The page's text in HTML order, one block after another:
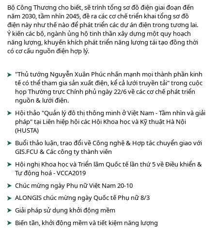
Bộ Công Thương cho biết, sẽ trình tổng sơ đồ điện giai đoạn đến
năm 2030, tầm nhìn 2045, đề ra các cơ chế triển khai tổng sơ đồ
điện này như thế nào để phát triển các dự án điện trong tương lai.
Ý kiến các bộ, ngành ủng hộ tinh thần xây dựng một quy hoạch
năng lượng, khuyến khích phát triển năng lượng tái tạo đồng thời
có cơ cấu nguồn điện hợp lý.
"Thủ tướng Nguyễn Xuân Phúc nhấn mạnh mọi thành phần kinh
tế có thể tham gia sản xuất điện, kể cả lưới truyền tải" trong cuộc
họp Thường trực Chính phủ ngày 22/6 về các cơ chế phát triển
nguồn & lưới điện.
Hội thảo "Quản lý đô thị thông minh ở Việt Nam - Tầm nhìn và giải
pháp" tại Liên hiệp hội các Hội Khoa học và Kỹ thuật Hà Nội
(HUSTA)
Buổi thảo luận, trao đổi về Công nghệ & Hợp tác chuyển giao với
GIS.FCU & Các công ty thành viên
Hội nghị Khoa học và Triển lãm Quốc tế lần thứ 5 về Điều khiển &
Tự động hoá - VCCA2019
Chúc mừng ngày Phụ nữ Việt Nam 20-10
ALONGIS chúc mừng ngày Quốc tế Phụ nữ 8/3
Giải pháp sử dụng khởi động mềm
Biến tần, khởi động mềm và tiết kiệm năng lượng